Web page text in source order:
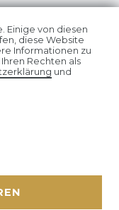
Einige von diesen
diese Website
Informationen zu
Rechten als
und